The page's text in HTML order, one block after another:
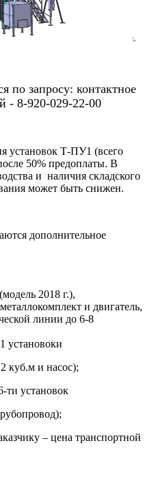
по запросу: контактное
- 8-920-029-22-00
установок Т-ПУ1 (всего
50% предоплаты. В
и наличия складского
может быть снижен.
дополнительное
2018 г.),
и двигатель,
линии до 6-8
установоки
куб.м и насос);
ти установок
– цена транспортной